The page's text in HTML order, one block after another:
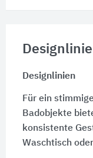
Designlinien
Für ein
Badobjekte
konsistente
Waschtisch